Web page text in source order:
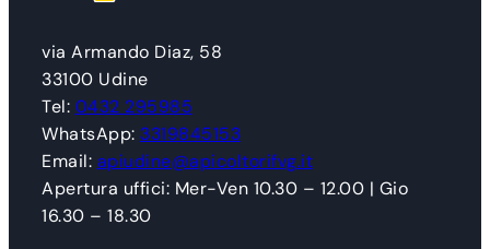
via Armando Diaz, 58
33100 Udine
Tel: 0432 295985
WhatsApp: 3319845153
Email: apiudine@apicoltorifvg.it
Apertura uffici: Mer-Ven 10.30 – 12.00 | Gio
16.30 – 18.30